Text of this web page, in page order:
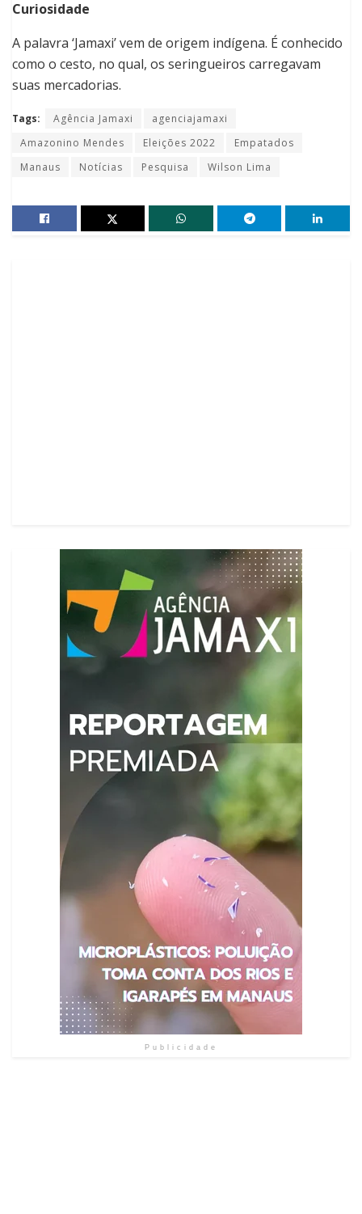
Curiosidade
A palavra ‘Jamaxi’ vem de origem indígena. É conhecido
como o cesto, no qual, os seringueiros carregavam
suas mercadorias.
Tags: Agência Jamaxi
agenciajamaxi
Amazonino Mendes
Eleições 2022
Empatados
Manaus
Notícias Pesquisa Wilson Lima
Publicidade